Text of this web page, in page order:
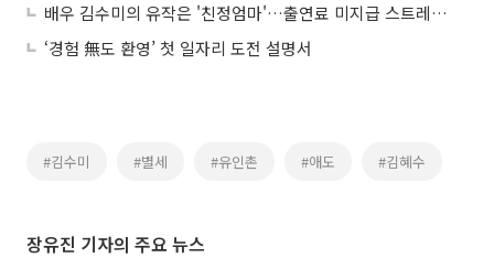
배우 김수미의 유작은 '친정엄마'…출연료 미지급 스트레스로 끝나
‘경험 無도 환영’ 첫 일자리 도전 설명서
#김수미 #별세 #유인촌 #애도 #김혜수
장유진 기자의 주요 뉴스